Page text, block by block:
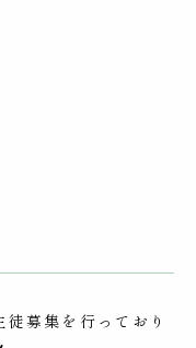
募集を行っており